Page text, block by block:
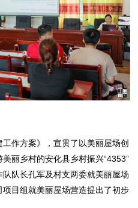
作方案》，宣贯了以美丽屋场创
丽乡村的安化县乡村振兴“4353”
队长孔军及村支两委就美丽屋场
目组就美丽屋场营造提出了初步